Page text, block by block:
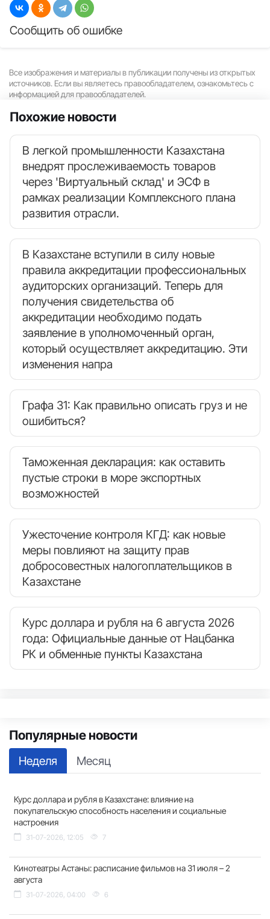
Сообщить об ошибке
Все изображения и материалы в публикации получены из открытых
источников. Если вы являетесь правообладателем, ознакомьтесь с
информацией для правообладателей.
Похожие новости
В легкой промышленности Казахстана
внедрят прослеживаемость товаров
через 'Виртуальный склад' и ЭСФ в
рамках реализации Комплексного плана
развития отрасли.
В Казахстане вступили в силу новые
правила аккредитации профессиональных
аудиторских организаций. Теперь для
получения свидетельства об
аккредитации необходимо подать
заявление в уполномоченный орган,
который осуществляет аккредитацию. Эти
изменения напра
Графа 31: Как правильно описать груз и не
ошибиться?
Таможенная декларация: как оставить
пустые строки в море экспортных
возможностей
Ужесточение контроля КГД: как новые
меры повлияют на защиту прав
добросовестных налогоплательщиков в
Казахстане
Курс доллара и рубля на 6 августа 2026
года: Официальные данные от Нацбанка
РК и обменные пункты Казахстана
Популярные новости
Неделя Месяц
Курс доллара и рубля в Казахстане: влияние на
покупательскую способность населения и социальные
настроения
31-07-2026, 12:05 7
Кинотеатры Астаны: расписание фильмов на 31 июля – 2
августа
31-07-2026, 04:00 6